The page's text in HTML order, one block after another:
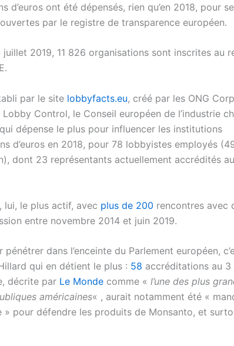
d’euros ont été dépensés, rien qu’en 2018, pour
par le registre de transparence européen.
2019, 11 826 organisations sont inscrites au
par le site lobbyfacts.eu, créé par les ONG
Control, le Conseil européen de l’industrie
dépense le plus pour influencer les institutions
d’euros en 2018, pour 78 lobbyistes employés
dont 23 représentants actuellement accrédités au
lui, le plus actif, avec plus de 200 rencontres avec
entre novembre 2014 et juin 2019.
dans l’enceinte du Parlement européen,
qui en détient le plus : 58 accréditations au 3
décrite par Le Monde comme « l’une des plus
américaines« , aurait notamment été «
» pour défendre les produits de Monsanto, et